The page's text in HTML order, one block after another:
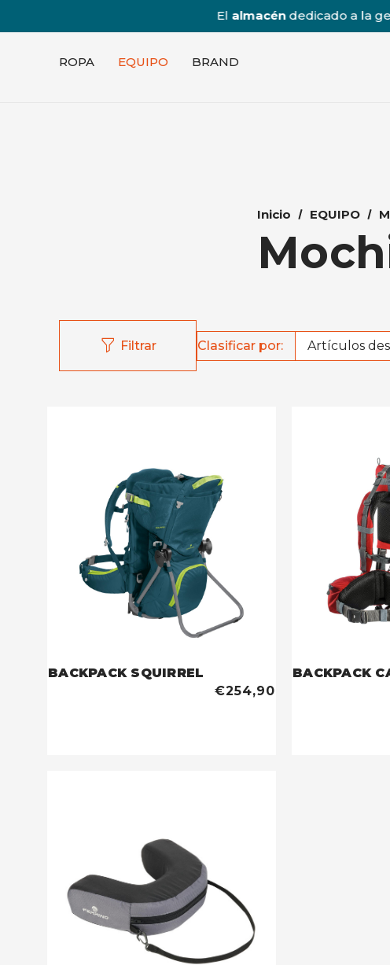
Elalmacéndedicado a la
ROPA EQUIPO BRAND
Inicio EQUIPO
Filtrar Clasificar por:
BACKPACK SQUIRREL
€254,90
BACKPACK